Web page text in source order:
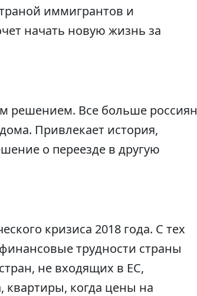
иммигрантов и
начать новую жизнь за
решением. Все больше россиян
Привлекает история,
о переезде в другую
кризиса 2018 года. С тех
трудности страны
не входящих в ЕС,
квартиры, когда цены на